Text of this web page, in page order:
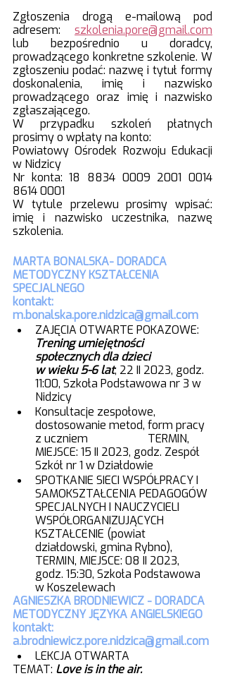
Zgłoszenia drogą e-mailową pod
adresem: szkolenia.pore@gmail.com
lub bezpośrednio u doradcy,
prowadzącego konkretne szkolenie. W
zgłoszeniu podać: nazwę i tytuł formy
doskonalenia, imię i nazwisko
prowadzącego oraz imię i nazwisko
zgłaszającego.
W przypadku szkoleń płatnych
prosimy o wpłaty na konto:
Powiatowy Ośrodek Rozwoju Edukacji
w Nidzicy
Nr konta: 18 8834 0009 2001 0014
8614 0001
W tytule przelewu prosimy wpisać:
imię i nazwisko uczestnika, nazwę
szkolenia.
MARTA BONALSKA- DORADCA
METODYCZNY KSZTAŁCENIA
SPECJALNEGO
kontakt:
m.bonalska.pore.nidzica@gmail.com
ZAJĘCIA OTWARTE POKAZOWE:
Trening umiejętności
społecznych dla dzieci
w wieku 5-6 lat; 22 II 2023, godz.
11:00, Szkoła Podstawowa nr 3 w
Nidzicy
Konsultacje zespołowe,
dostosowanie metod, form pracy
z uczniem			TERMIN,
MIEJSCE: 15 II 2023, godz. Zespół
Szkół nr 1 w Działdowie
SPOTKANIE SIECI WSPÓŁPRACY I
SAMOKSZTAŁCENIA PEDAGOGÓW
SPECJALNYCH I NAUCZYCIELI
WSPÓŁORGANIZUJĄCYCH
KSZTAŁCENIE (powiat
działdowski, gmina Rybno),
TERMIN, MIEJSCE: 08 II 2023,
godz. 15:30, Szkoła Podstawowa
w Koszelewach
AGNIESZKA BRODNIEWICZ - DORADCA
METODYCZNY JĘZYKA ANGIELSKIEGO
kontakt:
a.brodniewicz.pore.nidzica@gmail.com
LEKCJA OTWARTA
TEMAT: Love is in the air.